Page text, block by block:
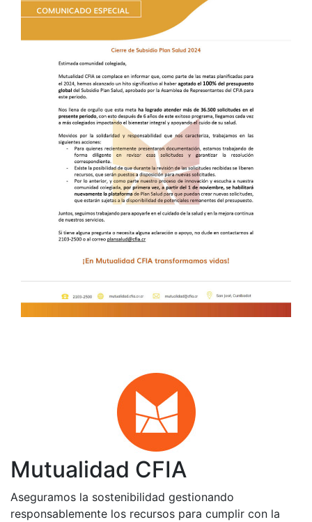
Mutualidad CFIA
Aseguramos la sostenibilidad gestionando
responsablemente los recursos para cumplir con la